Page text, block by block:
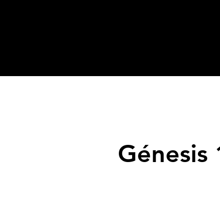
Génesis